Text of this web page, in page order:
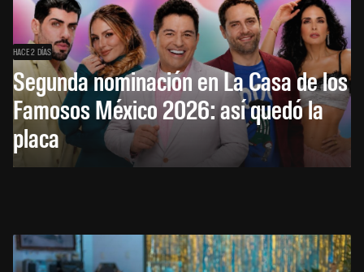
HACE 2 DÍAS
Segunda nominación en La Casa de los
Famosos México 2026: así quedó la
placa